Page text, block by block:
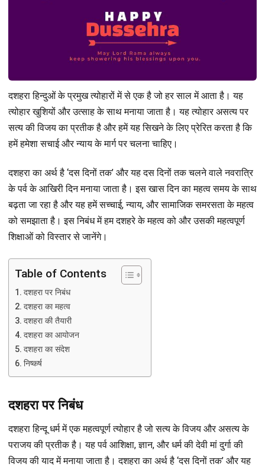
दशहरा हिन्दुओं के प्रमुख त्योहारों में से एक है जो हर साल में आता है। यह
त्योहार खुशियों और उत्साह के साथ मनाया जाता है। यह त्योहार असत्य पर
सत्य की विजय का प्रतीक है और हमें यह सिखने के लिए प्रेरित करता है कि
हमें हमेशा सचाई और न्याय के मार्ग पर चलना चाहिए।
दशहरा का अर्थ है ‘दस दिनों तक’ और यह दस दिनों तक चलने वाले नवरात्रि
के पर्व के आखिरी दिन मनाया जाता है। इस खास दिन का महत्व समय के साथ
बढ़ता जा रहा है और यह हमें सच्चाई, न्याय, और सामाजिक समरसता के महत्व
को समझाता है। इस निबंध में हम दशहरे के महत्व को और उसकी महत्वपूर्ण
शिक्षाओं को विस्तार से जानेंगे।
Table of Contents
दशहरा पर निबंध
दशहरा का महत्व
दशहरा की तैयारी
दशहरा का आयोजन
दशहरा का संदेश
निष्कर्ष
दशहरा पर निबंध
दशहरा हिन्दू धर्म में एक महत्वपूर्ण त्योहार है जो सत्य के विजय और असत्य के
पराजय की प्रतीक है। यह पर्व आशिक्षा, ज्ञान, और धर्म की देवी मां दुर्गा की
विजय की याद में मनाया जाता है। दशहरा का अर्थ है ‘दस दिनों तक’ और यह